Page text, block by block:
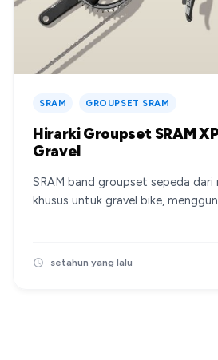
SRAM GROUPSET SRAM
Hirarki Groupset SRAM
Gravel
SRAM band groupset sepeda dari
khusus untuk gravel bike,
ada embel-embel XPLR, apa saja
setahun yang lalu